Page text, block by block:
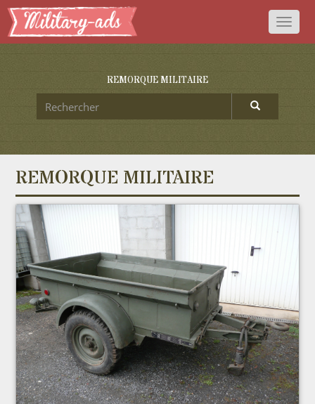
Toggle
REMORQUE MILITAIRE
REMORQUE MILITAIRE